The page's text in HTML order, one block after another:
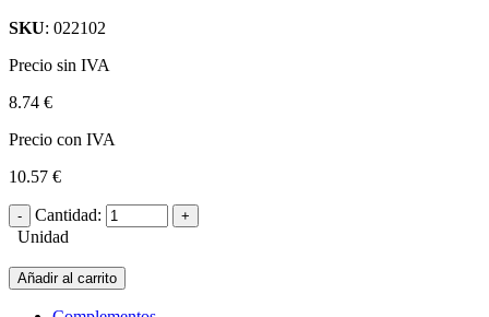
SKU: 022102
Precio sin IVA
8.74 €
Precio con IVA
10.57 €
Cantidad:
Unidad
Añadir al carrito